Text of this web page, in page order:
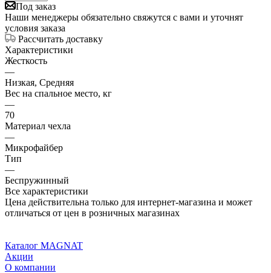
Под заказ
Наши менеджеры обязательно свяжутся с вами и уточнят
условия заказа
Рассчитать доставку
Характеристики
Жесткость
—
Низкая, Средняя
Вес на спальное место, кг
—
70
Материал чехла
—
Микрофайбер
Тип
—
Беспружинный
Все характеристики
Цена действительна только для интернет-магазина и может
отличаться от цен в розничных магазинах
Каталог MAGNAT
Акции
О компании